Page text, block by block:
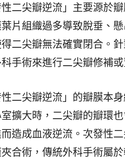
性二尖瓣逆流」主要源於
片組織過多導致脫垂、
二尖瓣無法確實閉合。
手術來進行二尖瓣修補
性二尖瓣逆流」的瓣膜本
擴大時，二尖瓣的瓣環
造成血液逆流。次發性
合術，傳統外科手術屬